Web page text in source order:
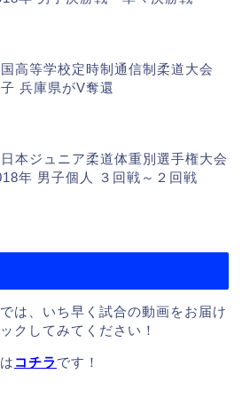
高等学校定時制通信制柔道大会
兵庫県がV奪還
本ジュニア柔道体重別選手権大会
年 男子個人 ３回戦～２回戦
は、いち早く試合の動画をお届け
クしてみてください！
コチラです！